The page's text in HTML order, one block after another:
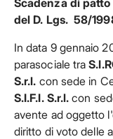
Scadenza di patto
del D. Lgs. 58/
In data 9 gennaio
parasociale tra
S.r.l. con sede in
S.I.F.I. S.r.l. con
avente ad oggetto
diritto di voto delle